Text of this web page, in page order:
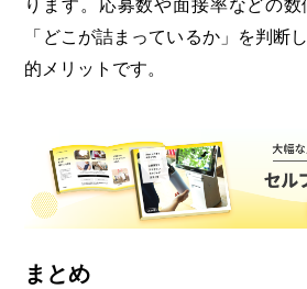
ります。応募数や面接率などの数
「どこが詰まっているか」を判断
的メリットです。
まとめ